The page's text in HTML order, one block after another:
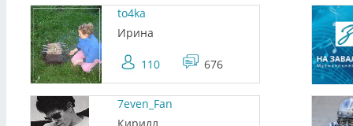
to4ka
Ирина
110 676
7even_Fan